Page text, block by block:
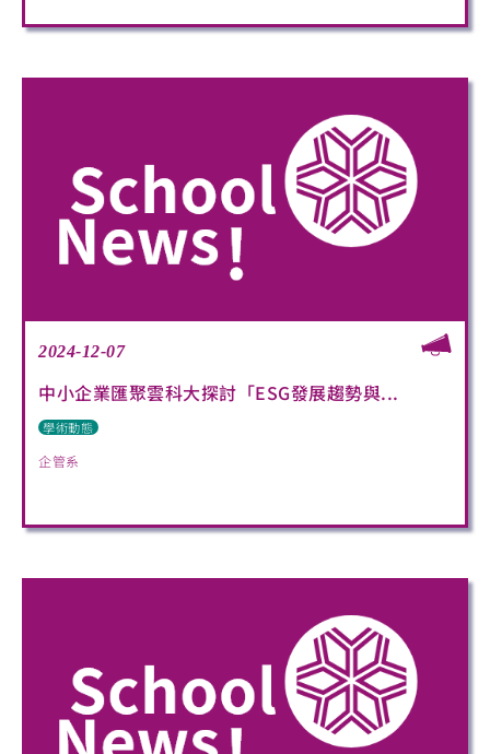
2024-12-07
中小企業匯聚雲科大探討「ESG發展趨勢與...
學術動態
企管系